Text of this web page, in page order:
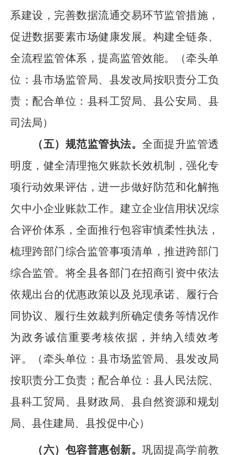
系建设，完善数据流通交易环节监管措施，
促进数据要素市场健康发展。构建全链条、
全流程监管体系，提高监管效能。
（牵头单
位：县市场监管局、 县发改局按职责分工负
责 ； 配合单位：县科工贸局、 县公安局、 县
司法局）
（五） 规范监管执法。 全面提升监管透
明度，健全清理拖欠账款长效机制，强化专
项行动效果评估，进一步做好防范和化解拖
欠中小企业账款工作。建立企业信用状况综
合评价体系，全面推行包容审慎柔性执法，
梳理跨部门综合监管事项清单，推进跨部门
综合监管。将全县各部门在招商引资中依法
依规出台的优惠政策以及兑现承诺、履行合
同协议、履行生效裁判所确定债务等情况作
为政务诚信重要考核依据，并纳入绩效考
评。
（牵头单位： 县市场监管局、 县发改局
按职责分工负责；配合单位： 县人民法院、
县科工贸局、 县财政局、 县自然资源和规划
局、 县住建局、 县投促中心）
（六） 包容普惠创新。 巩固提高学前教